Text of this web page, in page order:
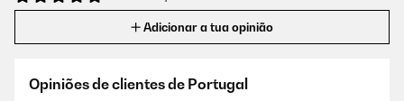
Adicionar a tua opinião
Opiniões de clientes de Portugal